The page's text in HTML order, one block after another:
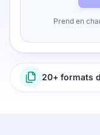
Prend en
20+ formats